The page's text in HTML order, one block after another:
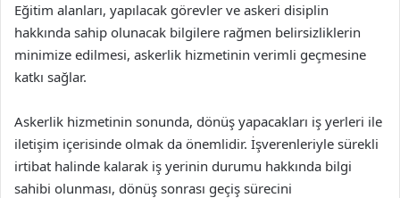
Eğitim alanları, yapılacak görevler ve askeri disiplin
hakkında sahip olunacak bilgilere rağmen belirsizliklerin
minimize edilmesi, askerlik hizmetinin verimli geçmesine
katkı sağlar.
Askerlik hizmetinin sonunda, dönüş yapacakları iş yerleri ile
iletişim içerisinde olmak da önemlidir. İşverenleriyle sürekli
irtibat halinde kalarak iş yerinin durumu hakkında bilgi
sahibi olunması, dönüş sonrası geçiş sürecini